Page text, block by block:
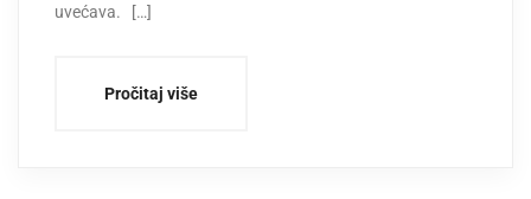
uvećava. […]
Pročitaj više